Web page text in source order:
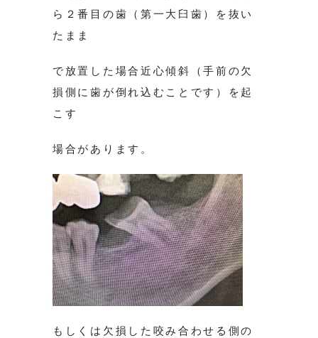
ら２番目の歯（第一大臼歯）を抜い
たまま
で放置した場合近心傾斜（手前の欠
損側に歯が倒れ込むことです）を起
こす
場合があります。
もしくは欠損した咬み合わせる側の